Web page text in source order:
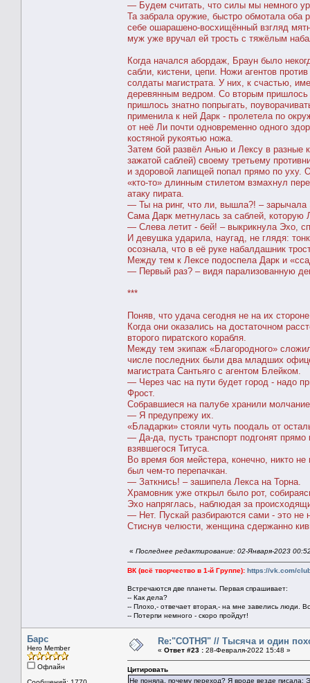
— Будем считать, что силы мы немного
Та забрала оружие, быстро обмотала оба
себе ошарашено-восхищённый взгляд
муж уже вручал ей трость с тяжёлым
Когда начался абордаж, Браун было
сабли, кистени, цепи. Ножи агентов
солдаты магистрата. У них, к счастью,
деревянным ведром. Со вторым пришлось
пришлось знатно попрыгать,
применила к ней Дарк - пролетела по
от неё Ли почти одновременно одного
костяной рукоятью ножа.
Затем бой развёл Анью и Лексу в разные
зажатой саблей) своему третьему
и здоровой лапищей попал прямо по уху.
«кто-то» длинным стилетом взмахнул
атаку пирата.
― Ты на ринг, что ли, вышла?! – зарычала
Сама Дарк метнулась за саблей, которую
― Слева летит - бей! – выкрикнула Эхо,
И девушка ударила, наугад, не глядя:
осознала, что в её руке набалдашник
Между тем к Лексе подоспела Дарк и
― Первый раз? – видя парализованную
***
Поняв, что удача сегодня не на их
Когда они оказались на достаточном
второго пиратского корабля.
Между тем экипаж «Благородного»
числе последних были два младших
магистрата Сантьяго с агентом Блейком.
― Через час на пути будет город - надо
Фрост.
Собравшиеся на палубе хранили
― Я предупрежу их.
«Бладарки» стояли чуть поодаль от
― Да-да, пусть транспорт подгонят
взявшегося Титуса.
Во время боя мейстера, конечно, никто
был чем-то перепачкан.
― Заткнись! – зашипела Лекса на Торна.
Храмовник уже открыл было рот,
Эхо напряглась, наблюдая за
― Нет. Пускай разбираются сами - это не
Стиснув челюсти, женщина сдержанно
« Последнее редактирование: 02-Января-2023
ВК (всё творчество в 1-й Группе): https://vk.com/
Встречаются две планеты. Первая спрашивает:
-- Как дела?
-- Плохо,- отвечает вторая,- на мне завелись люди.
-- Потерпи немного - скоро пройдут!
Барс
Hero Member
Офлайн
Re:"СОТНЯ" // Тысяча и один
« Ответ #23 : 28-Февраля-2022 15:48 »
Цитировать
Не поняла, почему переход? Я вроде везде писала: